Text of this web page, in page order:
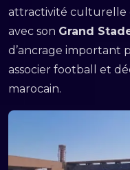
attractivité culturelle
avec son Grand
d’ancrage important
associer football et
marocain.